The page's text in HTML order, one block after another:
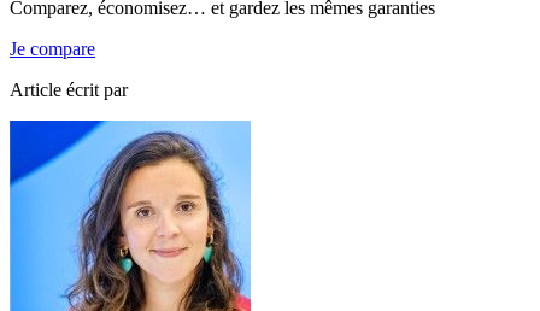
Comparez, économisez… et gardez les mêmes garanties
Je compare
Article écrit par